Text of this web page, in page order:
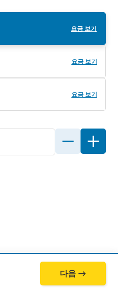
요금 보기
요금 보기
요금 보기
다음 →